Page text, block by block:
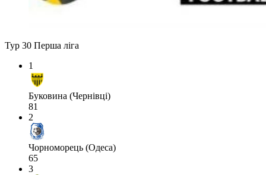
Тур 30 Перша ліга
1
Буковина (Чернівці)
81
2
Чорноморець (Одеса)
65
3